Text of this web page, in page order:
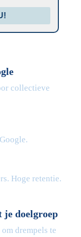
collectieve
Hoge retentie.
je doelgroep
drempels te